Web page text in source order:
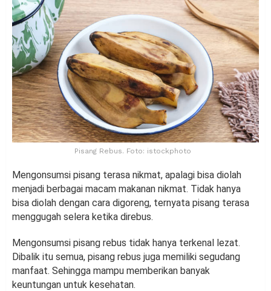
Pisang Rebus. Foto: istockphoto
Mengonsumsi pisang terasa nikmat, apalagi bisa diolah
menjadi berbagai macam makanan nikmat. Tidak hanya
bisa diolah dengan cara digoreng, ternyata pisang terasa
menggugah selera ketika direbus.
Mengonsumsi pisang rebus tidak hanya terkenal lezat.
Dibalik itu semua, pisang rebus juga memiliki segudang
manfaat. Sehingga mampu memberikan banyak
keuntungan untuk kesehatan.